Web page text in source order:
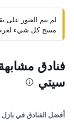
لم يتم العثور على
مسح كل شيء لعرض
فنادق
سيتي
أفضل الفنادق في بازل